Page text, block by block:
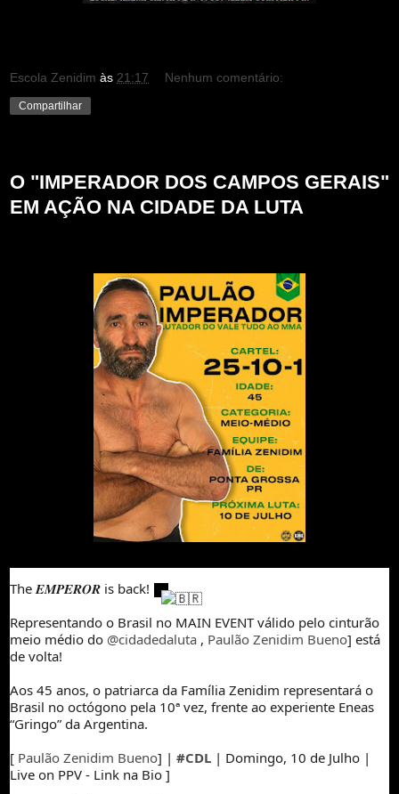
Escola Zenidim às 21:17 Nenhum comentário:
Compartilhar
O "IMPERADOR DOS CAMPOS GERAIS"
EM AÇÃO NA CIDADE DA LUTA
The 𝑬𝑴𝑷𝑬𝑹𝑶𝑹 is back!
Representando o Brasil no MAIN EVENT válido pelo cinturão
meio médio do @cidadedaluta , Paulão Zenidim Bueno] está
de volta!
Aos 45 anos, o patriarca da Família Zenidim representará o
Brasil no octógono pela 10ª vez, frente ao experiente Eneas
“Gringo” da Argentina.
[ Paulão Zenidim Bueno] | #CDL | Domingo, 10 de Julho |
Live on PPV - Link na Bio ]